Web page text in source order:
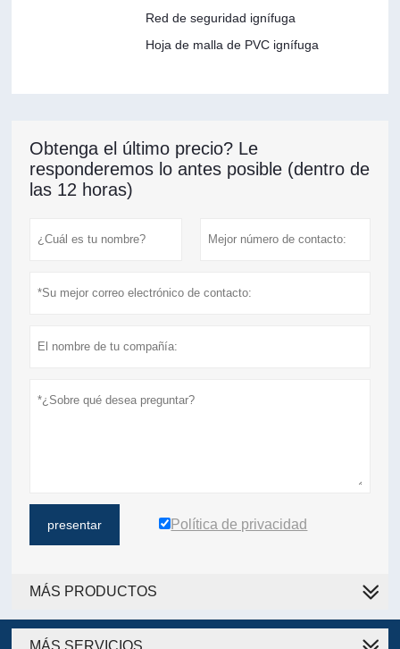
Red de seguridad ignífuga
Hoja de malla de PVC ignífuga
Obtenga el último precio? Le
responderemos lo antes posible (dentro de
las 12 horas)
presentar Política de privacidad
MÁS PRODUCTOS